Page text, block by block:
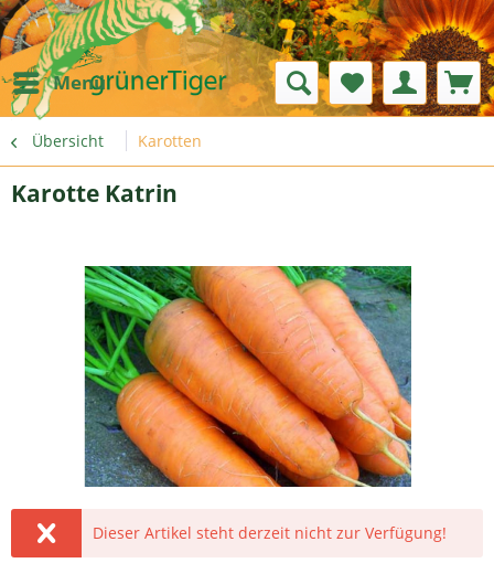
Menü
Übersicht Karotten
Karotte Katrin
Dieser Artikel steht derzeit nicht zur Verfügung!